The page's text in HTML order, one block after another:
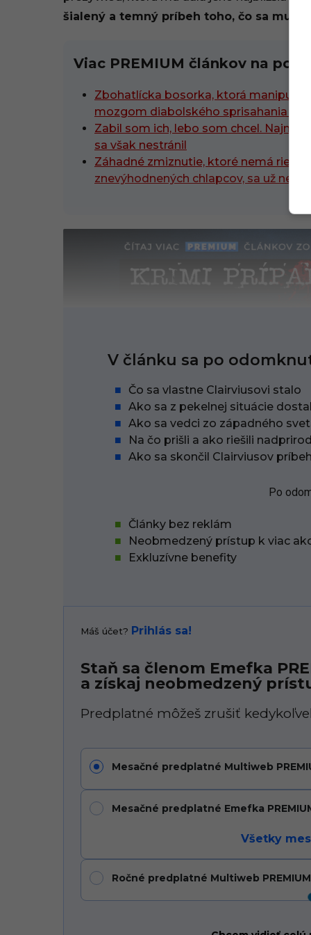
šialený a temný príbeh toho, čo sa mu
Viac PREMIUM článkov na
Zbohatlícka bosorka, ktorá
mozgom diabolského sprisahania
Zabil som ich, lebo som chcel.
sa však nestránil
Záhadné zmiznutie, ktoré nemá
znevýhodnených chlapcov, sa už
V článku sa po
Čo sa vlastne Clairviusovi stalo
Ako sa z pekelnej situácie dostal
Ako sa vedci zo západného
Na čo prišli a ako riešili
Ako sa skončil Clairviusov príbeh
Po
Články bez reklám
Neobmedzený prístup k viac
Exkluzívne benefity
Máš účet? Prihlás sa!
Staň sa členom Emefka
a získaj neobmedzený
Predplatné môžeš zrušiť
Mesačné predplatné Multiweb
Mesačné predplatné Emefka
Všetky
Ročné predplatné Multiweb